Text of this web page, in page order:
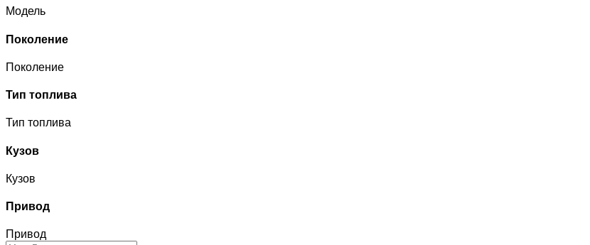
Модель
Поколение
Поколение
Тип топлива
Тип топлива
Кузов
Кузов
Привод
Привод